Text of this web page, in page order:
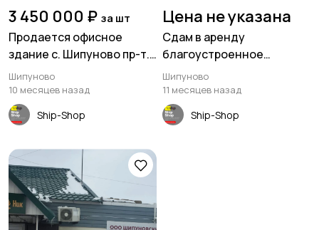
3 450 000 ₽ за шт
Продается офисное
здание с. Шипуново пр-т.
Комсомольский 87,
площадь 228 м²
Шипуново
10 месяцев назад
Ship-Shop
Цена не указана
Сдам в аренду
благоустроенное
помещение 46 кв м.
Шипуново
Шипуново
11 месяцев назад
Ship-Shop